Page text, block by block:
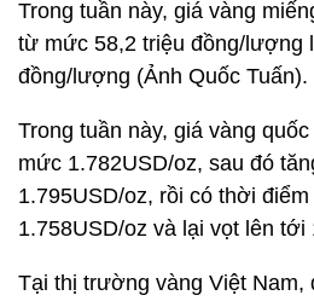
Trong tuần này, giá vàng
từ mức 58,2 triệu đồng/lượng
đồng/lượng (Ảnh Quốc Tuấn).
Trong tuần này, giá vàng
mức 1.782USD/oz, sau đó
1.795USD/oz, rồi có thời
1.758USD/oz và lại vọt lên tới
Tại thị trường vàng Việt Nam,